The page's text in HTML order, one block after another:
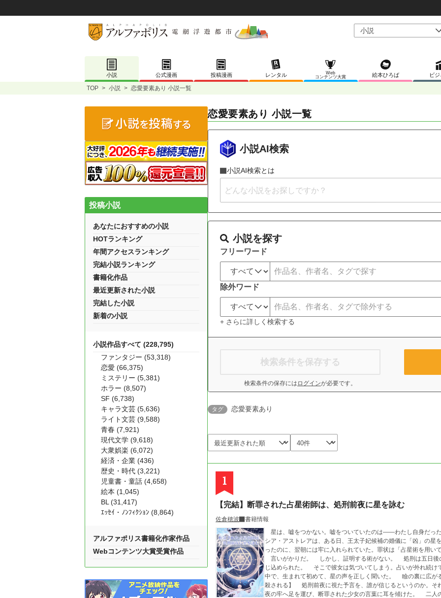
小説 公式漫画 投稿漫画 レンタル
Web
コンテンツ大賞
絵本ひろば ビ
TOP > 小説 > 恋愛要素あり 小説一覧
恋愛要素あり 小説一覧
小説AI検索
小説AI検索とは
小説を探す
フリーワード
除外ワード
+ さらに詳しく検索する
検索条件を保存する
検索条件の保存には ログインが必要です。
タグ 恋愛要素あり
1
【完結】断罪された占星術師は、処刑前夜に星を詠む
佐倉穂波
書籍情報
星は、嘘をつかない。嘘をついていたのは——わたし自身だった。 王宮の卜部に勤める十七歳の占星術
シア・アストレアは、ある日、王太子妃候補の婚儀に「凶」の星
ったのに、翌朝には牢に入れられていた。罪状は「占星術を用い
言いがかりだ。 しかし、証明する術がない。 処刑は五日後
じ込められた。 そこで彼女は気づいてしまう。占いが外れ続けていた本当の理由に。 道具も星図もない暗闇の
中で、生まれて初めて、星の声を正しく聞いた。 瞼の裏に広がる夜空が、告げる。
殺される】 処刑前夜に視た予言を、誰が信じるというのか。それでも、若き宰相クラウス・ベルシュタインは深
夜の牢へ足
投稿小説
あなたにおすすめの小説
HOTランキング
年間アクセスランキング
完結小説ランキング
書籍化作品
最近更新された小説
完結した小説
新着の小説
小説作品すべて (228,795)
ファンタジー (53,318)
恋愛 (66,375)
ミステリー (5,381)
ホラー (8,507)
SF (6,738)
キャラ文芸 (5,636)
ライト文芸 (9,588)
青春 (7,921)
現代文学 (9,618)
大衆娯楽 (6,072)
経済・企業 (436)
歴史・時代 (3,221)
児童書・童話 (4,658)
絵本 (1,045)
BL (31,417)
ｴｯｾｲ・ﾉﾝﾌｨｸｼｮﾝ (8,864)
アルファポリス書籍化作家作品
Webコンテンツ大賞受賞作品